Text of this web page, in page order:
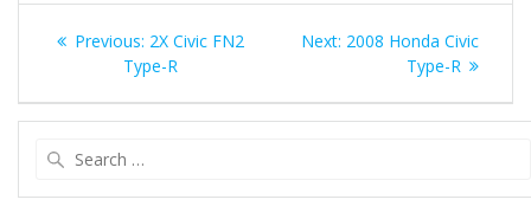
Bejegyzés
navigáció
Previous: Previous
post:
2X Civic FN2
Type-R
Next: Next
2008 Honda Civic
Type-R